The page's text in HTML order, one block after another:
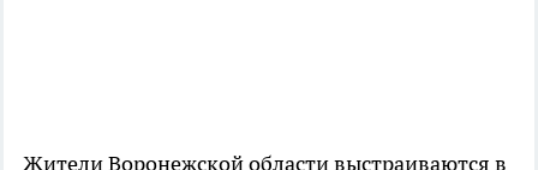
Жители Воронежской области выстраиваются в